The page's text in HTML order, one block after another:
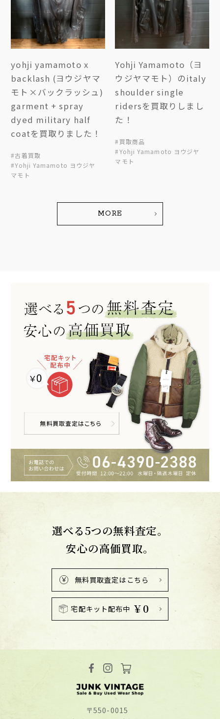
yohji yamamoto x
backlash (ヨウジヤマ
モト×バックラッシュ)
garment + spray
dyed military half
coatを買取りました！
#古着買取
#Yohji Yamamoto ヨウジヤ
マモト
Yohji Yamamoto（ヨ
ウジヤマモト）のitaly
shoulder single
ridersを買取りしまし
た！
#買取商品
#Yohji Yamamoto ヨウジヤ
マモト
MORE
選べる5つの無料査定。
安心の高価買取。
無料買取査定はこちら
宅配キット配布中 ￥0
〒550-0015